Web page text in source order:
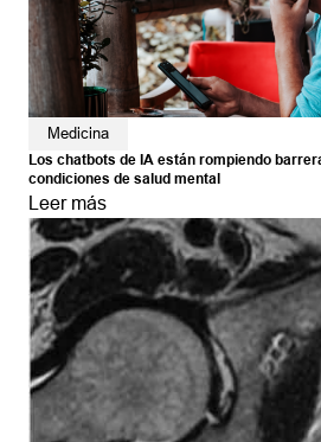
Medicina
Los chatbots de IA están rompiendo
condiciones de salud mental
Leer más